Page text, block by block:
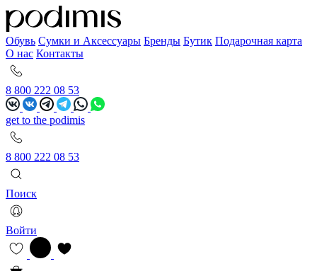
Обувь Сумки и Аксессуары Бренды Бутик Подарочная карта
О нас Контакты
8 800 222 08 53
get to the podimis
8 800 222 08 53
Поиск
Войти